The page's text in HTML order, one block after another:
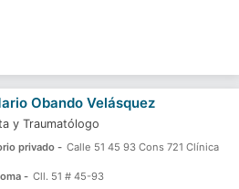
Obando Velásquez
y Traumatólogo
privado - Calle 51 45 93 Cons 721 Clínica
- Cll. 51 # 45-93